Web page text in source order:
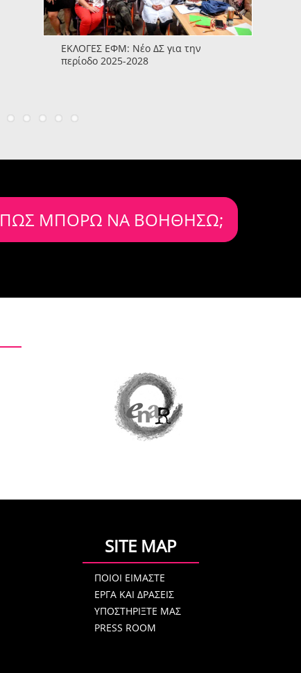
ΕΚΛΟΓΕΣ ΕΦΜ: Νέο ΔΣ για την
περίοδο 2025-2028
ΠΩΣ ΜΠΟΡΩ ΝΑ ΒΟΗΘΗΣΩ;
SITE MAP
ΠΟΙΟΙ ΕΙΜΑΣΤΕ
ΕΡΓΑ ΚΑΙ ΔΡΑΣΕΙΣ
ΥΠΟΣΤΗΡΙΞΤΕ ΜΑΣ
PRESS ROOM